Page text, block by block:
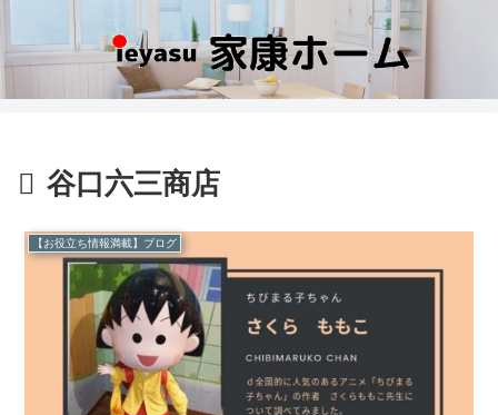
谷口六三商店
【お役立ち情報満載】ブログ